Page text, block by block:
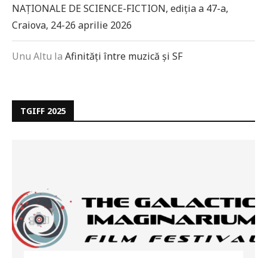
NAȚIONALE DE SCIENCE-FICTION, ediția a 47-a,
Craiova, 24-26 aprilie 2026
Unu Altu la Afinități între muzică și SF
TGIFF 2025